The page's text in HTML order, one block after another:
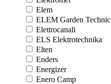
Elem
ELEM Garden Technic
Elettrocanali
ELS Elektrotechnika
Elten
Enders
Energizer
Enero Camp